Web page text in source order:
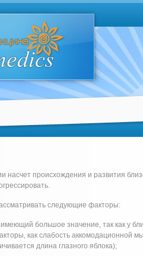
насчет происхождения и развития
следующие факторы:
большое значение, так как у
как слабость аккомодационной
длина глазного яблока);